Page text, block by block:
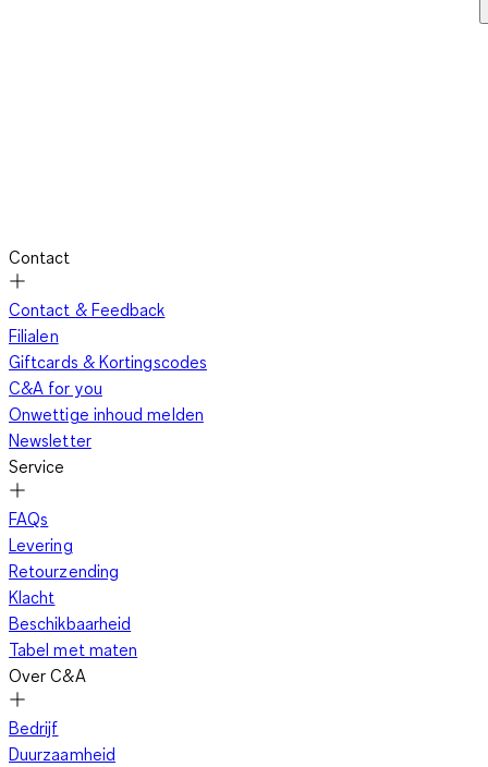
Contact
Contact & Feedback
Filialen
Giftcards & Kortingscodes
C&A for you
Onwettige inhoud melden
Newsletter
Service
FAQs
Levering
Retourzending
Klacht
Beschikbaarheid
Tabel met maten
Over C&A
Bedrijf
Duurzaamheid